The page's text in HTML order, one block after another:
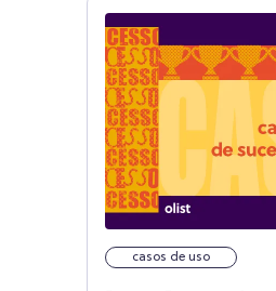
casos de uso